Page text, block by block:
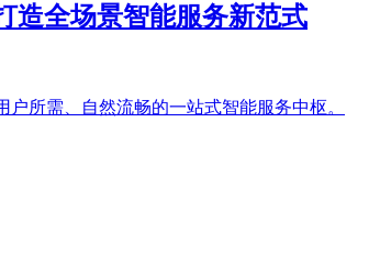
造全场景智能服务新范式
所需、自然流畅的一站式智能服务中枢。